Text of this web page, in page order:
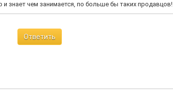
знает чем занимается, по больше бы таких продавцов!
Ответить